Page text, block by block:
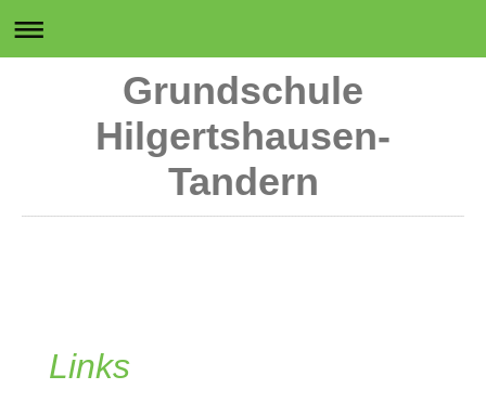
Grundschule
Hilgertshausen-
Tandern
Links